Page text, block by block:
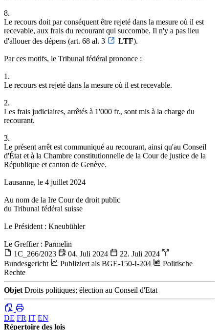
8.
Le recours doit par conséquent être rejeté dans la mesure où il est
recevable, aux frais du recourant qui succombe. Il n'y a pas lieu
d'allouer des dépens (art. 68 al. 3
LTF).
Par ces motifs, le Tribunal fédéral prononce :
1.
Le recours est rejeté dans la mesure où il est recevable.
2.
Les frais judiciaires, arrêtés à 1'000 fr., sont mis à la charge du
recourant.
3.
Le présent arrêt est communiqué au recourant, ainsi qu'au Conseil
d'État et à la Chambre constitutionnelle de la Cour de justice de la
République et canton de Genève.
Lausanne, le 4 juillet 2024
Au nom de la Ire Cour de droit public
du Tribunal fédéral suisse
Le Président : Kneubühler
Le Greffier : Parmelin
1C_266/2023
04. Juli 2024
22. Juli 2024
Bundesgericht
Publiziert als BGE-150-I-204
Politische
Rechte
Objet Droits politiques; élection au Conseil d'Etat
DE FR IT EN
Répertoire des lois